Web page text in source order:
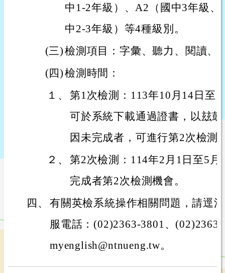
中1-2年級）、A2（國中3年級
中2-3年級）等4種級別。
(三)檢測項目：字彙、聽力、閱讀、
(四)檢測時間：
１、 第1次檢測：113年10月14日至
可於系統下載通過證書，以玆
因未完成者，可進行第2次檢測
２、 第2次檢測：114年2月1日至5
完成者第2次檢測機會。
四、 有關英檢系統操作相關問題，請逕
服電話：(02)2363-3801、
myenglish@ntnueng.tw。